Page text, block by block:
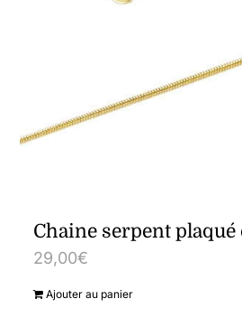
Chaine serpent plaqué
29,00€
Ajouter au panier